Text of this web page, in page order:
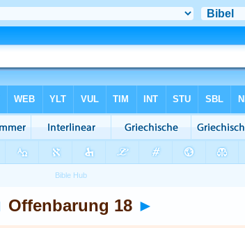
Offenbarung 18 ►